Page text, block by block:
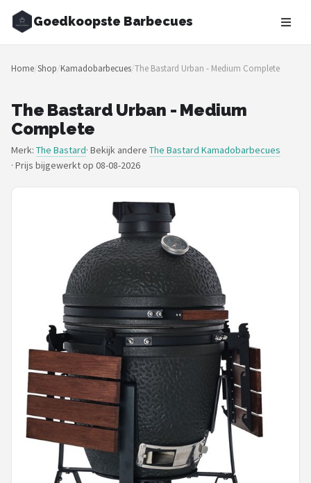
Goedkoopste Barbecues
Zoeken
NAVIGATIE
Merken
Blog
Goedkoopste BBQ's
Gasbarbecues
Houtskoolbarbecues
Shop
POPULAIRE MERKEN
Weber
Barbecook
Big Green Egg
Home/Shop/Kamadobarbecues/The Bastard Urban - Medium Complete
The Bastard Urban - Medium
Complete
Merk: The Bastard· Bekijk andere The Bastard Kamadobarbecues
· Prijs bijgewerkt op 08-08-2026